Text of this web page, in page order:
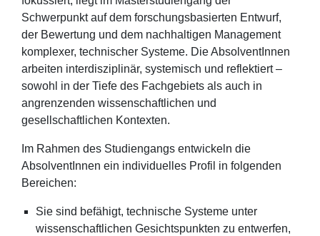
Schwerpunkt auf dem forschungsbasierten Entwurf,
der Bewertung und dem nachhaltigen Management
komplexer, technischer Systeme. Die AbsolventInnen
arbeiten interdisziplinär, systemisch und reflektiert –
sowohl in der Tiefe des Fachgebiets als auch in
angrenzenden wissenschaftlichen und
gesellschaftlichen Kontexten.
Im Rahmen des Studiengangs entwickeln die
AbsolventInnen ein individuelles Profil in folgenden
Bereichen:
Sie sind befähigt, technische Systeme unter
wissenschaftlichen Gesichtspunkten zu entwerfen,